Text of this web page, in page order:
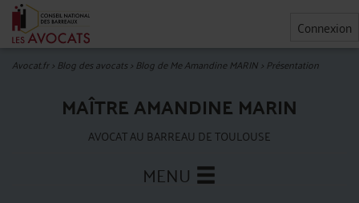
Connexion
Avocat.fr>Blog des avocats >Blog de Me Amandine MARIN >Présentation
MAÎTRE AMANDINE MARIN
AVOCAT AU BARREAU DE TOULOUSE
MENU